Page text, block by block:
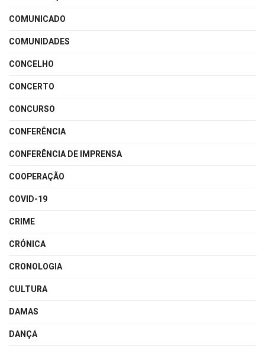
COMUNICADO
COMUNIDADES
CONCELHO
CONCERTO
CONCURSO
CONFERÊNCIA
CONFERÊNCIA DE IMPRENSA
COOPERAÇÃO
COVID-19
CRIME
CRÓNICA
CRONOLOGIA
CULTURA
DAMAS
DANÇA